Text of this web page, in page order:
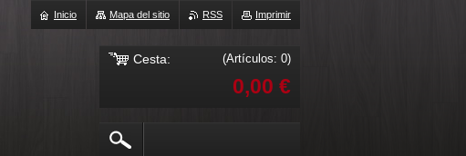
Imprimir
RSS
Mapa del sitio
Inicio
Cesta: (Artículos: 0)
0,00 €